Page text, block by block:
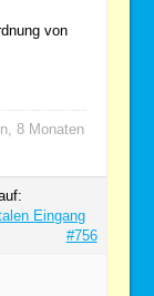
von
8 Monaten
Eingang
#756